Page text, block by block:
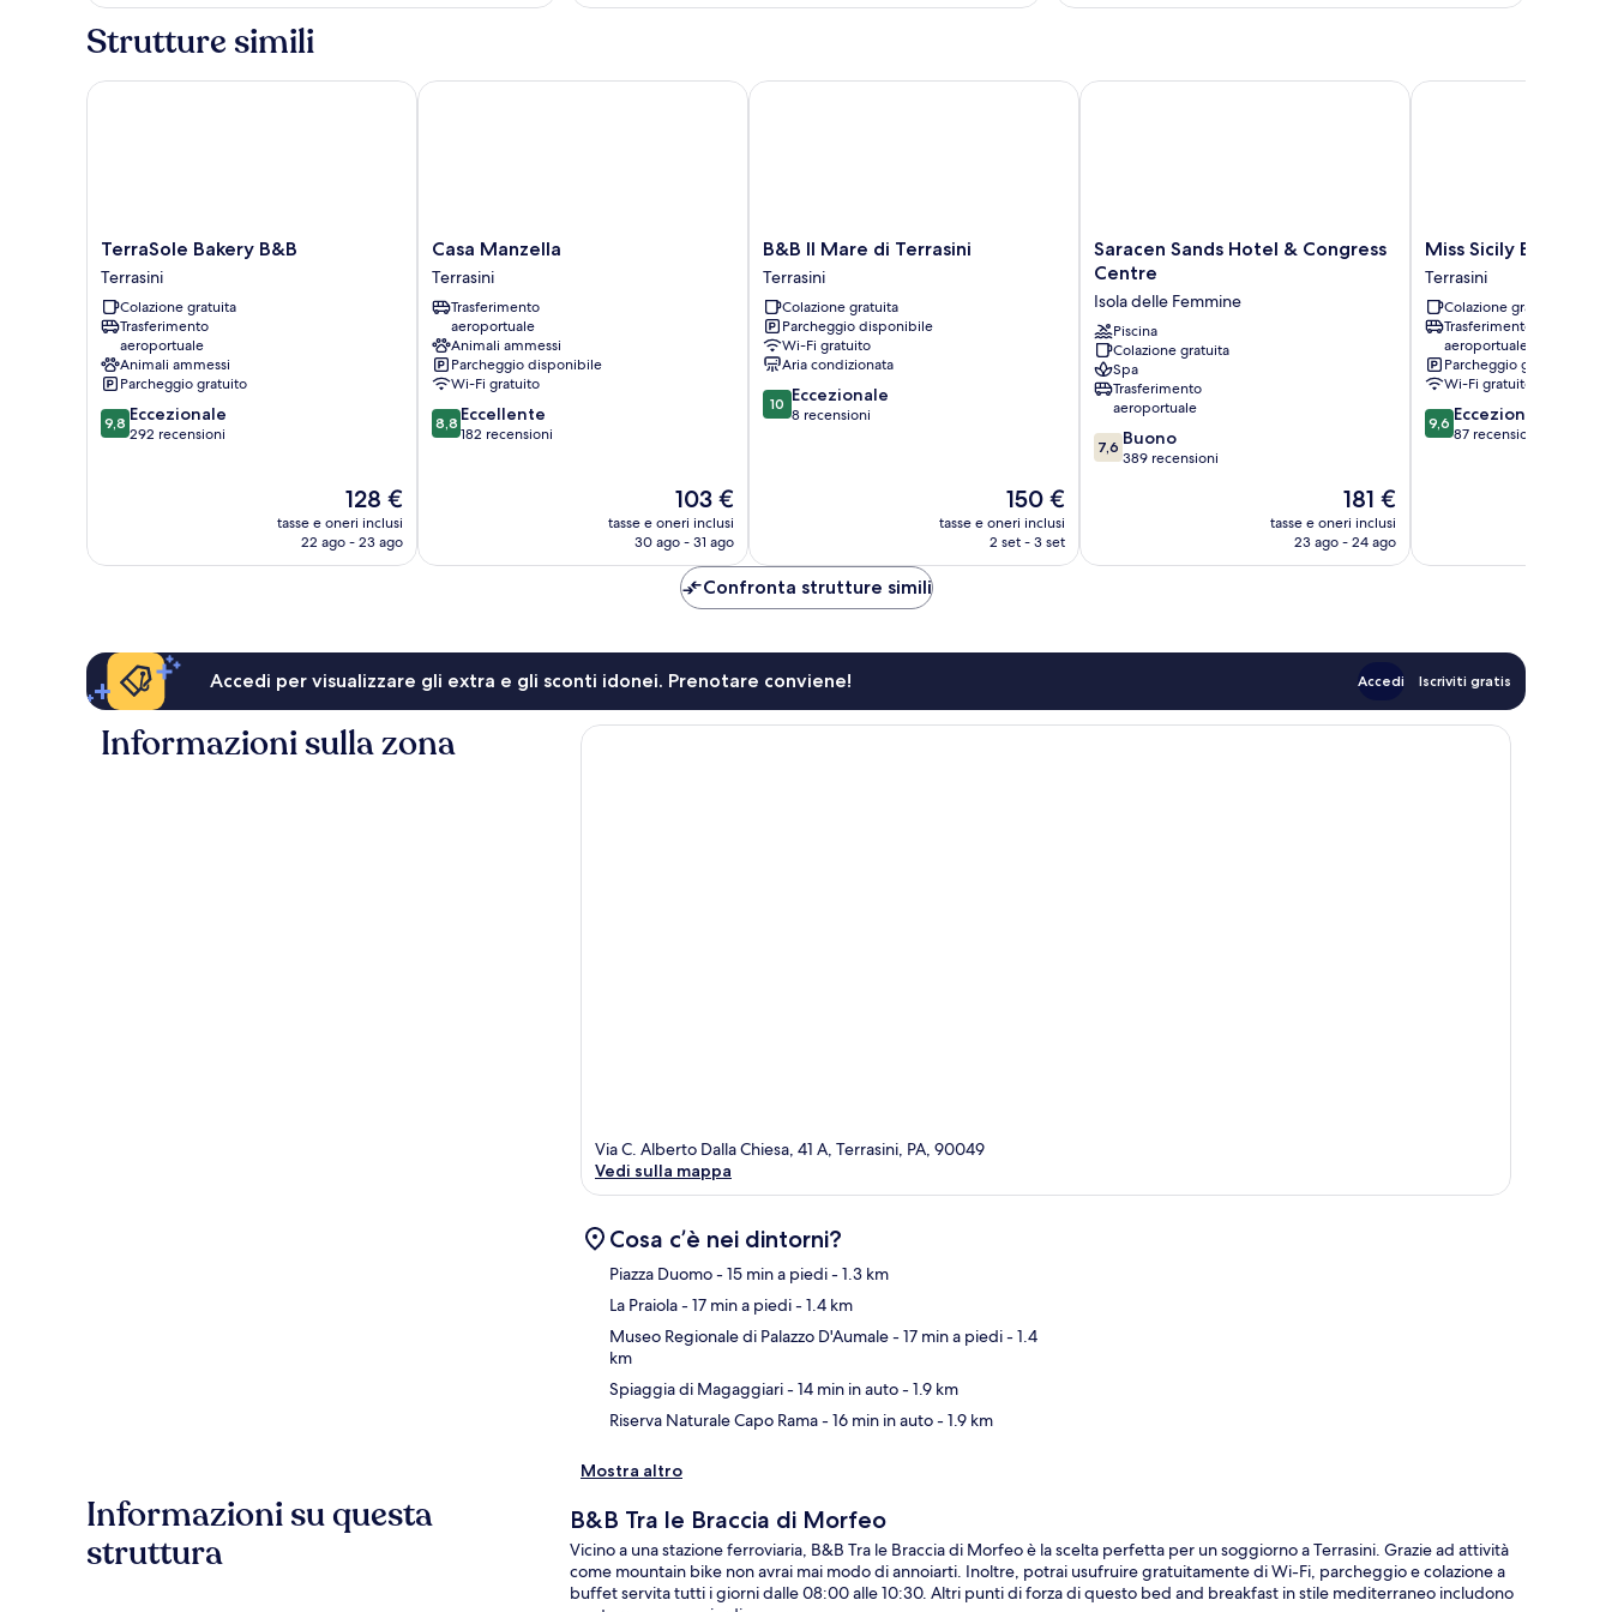
miele
Strutture simili
TerraSole
Bakery
B&B
Terrasini
TerraSole Bakery B&B
Terrasini
Colazione gratuita
Trasferimento
aeroportuale
Animali ammessi
Parcheggio gratuito
9.8
su
9,8 Eccezionale
292 recensioni
Il
prezzo
attuale
128 €
tasse e oneri inclusi
22 ago - 23 ago
TerraSole Bakery B&B
Casa
Manzella
Terrasini
Casa Manzella
Terrasini
Trasferimento
aeroportuale
Animali ammessi
Parcheggio disponibile
Wi-Fi gratuito
8.8
su
8,8 Eccellente
182 recensioni
Il
prezzo
attuale
103 €
103 €
tasse e oneri inclusi
30 ago - 31 ago
Casa Manzella
B&B
Il
Mare
di
Terrasini
Terrasini
B&B Il Mare di Terrasini
Terrasini
Colazione gratuita
Parcheggio disponibile
Wi-Fi gratuito
Aria condizionata
10.0
su
10 Eccezionale
8 recensioni
Il
prezzo
attuale
150 €
tasse e oneri inclusi
2 set - 3 set
B&B Il Mare di Terrasini
Saracen
Sands
&
Congress
Centre
Isola
delle
Femmine
Saracen Sands Hotel & Congress
Centre
Isola delle Femmine
Piscina
Colazione gratuita
Spa
Trasferimento
aeroportuale
7.6
su
7,6 Buono
389 recensioni
Il
prezzo
attuale
181 €
tasse e oneri inclusi
23 ago - 24 ago
Saracen Sands Hotel & Congress Centre
Miss
Sicily
B&B
Terrasini
Miss Sicily B&B
Terrasini
Colazione gratuita
Trasferimento
aeroportuale
Parcheggio gratuito
Wi-Fi gratuito
9.6
su
9,6 Eccezionale
87 recensioni
Miss Sicily B&B
Confronta strutture simili
Accedi per visualizzare gli extra e gli sconti idonei. Prenotare conviene! Accedi Iscriviti gratis
Informazioni sulla zona
Via C. Alberto Dalla Chiesa, 41 A, Terrasini, PA, 90049
Vedi sulla mappa
Cosa c’è nei dintorni?
Piazza Duomo- 15 min a piedi- 1.3 km
La Praiola- 17 min a piedi- 1.4 km
Museo Regionale di Palazzo D'Aumale- 17 min a piedi- 1.4
km
Spiaggia di Magaggiari- 14 min in auto- 1.9 km
Riserva Naturale Capo Rama- 16 min in auto- 1.9 km
Mostra altro
Informazioni su questa
struttura
B&B Tra le Braccia di Morfeo
Vicino a una stazione ferroviaria, B&B Tra le Braccia di Morfeo è la scelta perfetta per un soggiorno a Terrasini. Grazie ad attività
come mountain bike non avrai mai modo di annoiarti. Inoltre, potrai usufruire gratuitamente di Wi-Fi, parcheggio e colazione a
buffet servita tutti i giorni dalle 08:00 alle 10:30. Altri punti di forza di questo bed and breakfast in stile mediterraneo includono